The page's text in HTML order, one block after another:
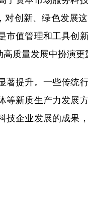
创新、绿色发
值管理和工具创
质量发展中扮演更
提升。一些传统
新质生产力发展
企业发展的成果